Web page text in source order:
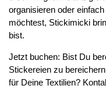
organisieren oder
möchtest, Stickimicki
bist.
Jetzt buchen: Bist Du
Stickereien zu
für Deine Textilien?